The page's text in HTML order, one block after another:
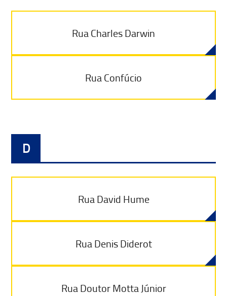
Rua Charles Darwin
Rua Confúcio
D
Rua David Hume
Rua Denis Diderot
Rua Doutor Motta Júnior